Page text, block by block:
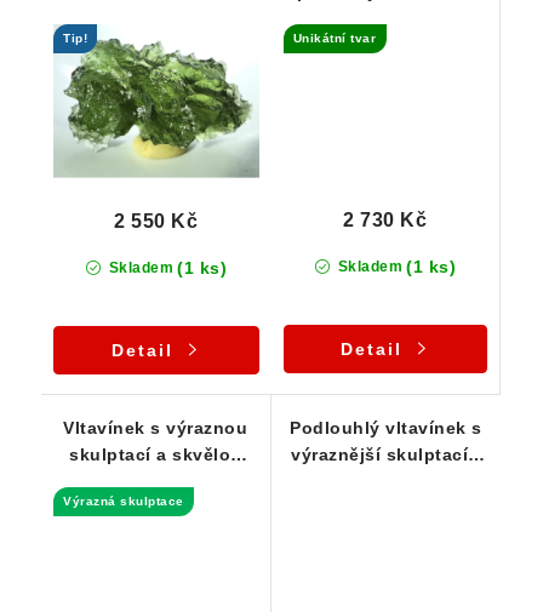
1,84 g
Tip!
Skladem (1 ks)
2 550 Kč
Detail
2,18 g
Unikátní tvar
Skladem (1 ks)
2 730 Kč
Detail
Vltavínek s výraznou
skulptací a skvělou
Výrazná skulptace
Podlouhlý vltavínek s
výraznější skulptací -